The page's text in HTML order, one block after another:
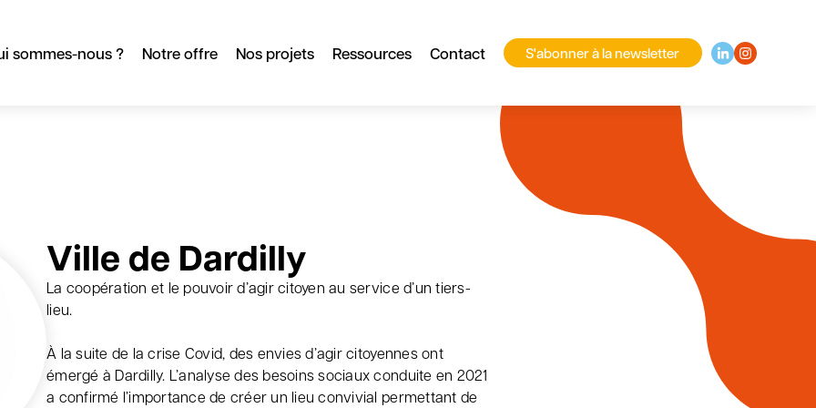
sommes-nous ? Notre offre Nos projets Ressources Contact S'abonner à la newsletter
Ville de Dardilly
La coopération et le pouvoir d’agir citoyen au service d’un tiers-
lieu.
À la suite de la crise Covid, des envies d’agir citoyennes ont
émergé à Dardilly. L’analyse des besoins sociaux conduite en 2021
a confirmé l’importance de créer un lieu convivial permettant de